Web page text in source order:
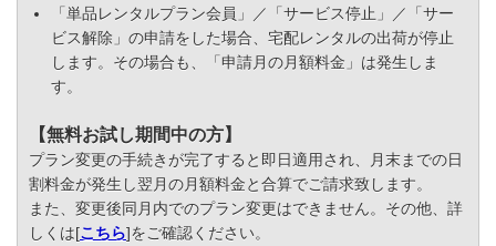
「単品レンタルプラン会員」／「サービス停止」／「サー
ビス解除」の申請をした場合、宅配レンタルの出荷が停止
します。その場合も、「申請月の月額料金」は発生しま
す。
【無料お試し期間中の方】
プラン変更の手続きが完了すると即日適用され、月末までの日
割料金が発生し翌月の月額料金と合算でご請求致します。
また、変更後同月内でのプラン変更はできません。その他、詳
しくは[こちら]をご確認ください。